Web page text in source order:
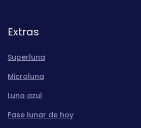
Extras
Superluna
Microluna
Luna azul
Fase lunar de hoy